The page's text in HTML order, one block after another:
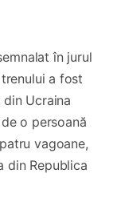
în jurul
a fost
Ucraina
o persoană
vagoane,
din Republica